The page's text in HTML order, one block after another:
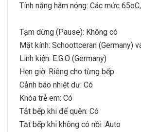
Tính năng hâm nóng: Các mức
Tạm dừng (Pause): Không có
Mặt kính: Schoottceran (Germany)
Linh kiện: E.G.O (Germany)
Hẹn giờ: Riêng cho từng bếp
Cảnh báo nhiệt dư: Có
Khóa trẻ em: Có
Tắt bếp khi để quên: Có
Tắt bếp khi không có nồi